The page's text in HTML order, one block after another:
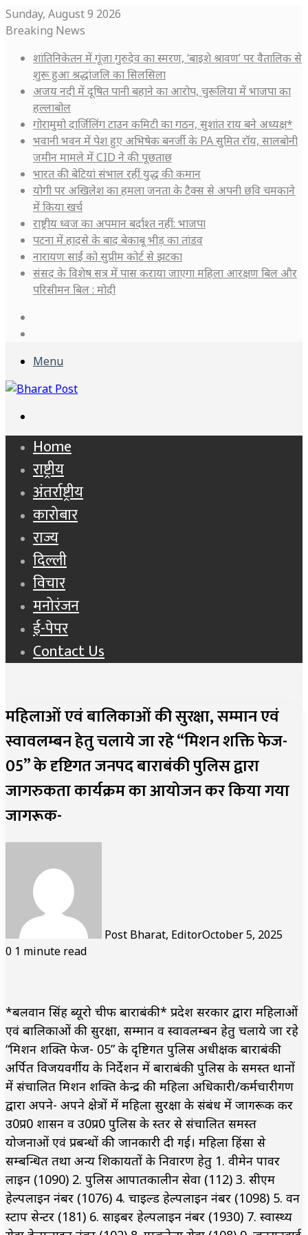
Sunday, August 9 2026
Breaking News
शांतिनिकेतन में गूंजा गुरुदेव का स्मरण, ‘बाइशे श्रावण’ पर वैतालिक से
शुरू हुआ श्रद्धांजलि का सिलसिला
अजय नदी में दूषित पानी बहाने का आरोप, चुरूलिया में भाजपा का
हल्लाबोल
गोरामुमो दार्जिलिंग टाउन कमिटी का गठन, सुशांत राय बने अध्यक्ष*
भवानी भवन में पेश हुए अभिषेक बनर्जी के PA सुमित रॉय, सालबोनी
जमीन मामले में CID ने की पूछताछ
भारत की बेटियां संभाल रहीं युद्ध की कमान
योगी पर अखिलेश का हमला जनता के टैक्स से अपनी छवि चमकाने
में किया खर्च
राष्ट्रीय ध्वज का अपमान बर्दाश्त नहीं: भाजपा
पटना में हादसे के बाद बेकाबू भीड़ का तांडव
नारायण साईं को सुप्रीम कोर्ट से झटका
संसद के विशेष सत्र में पास कराया जाएगा महिला आरक्षण बिल और
परिसीमन बिल : मोदी
Menu
for
Home
राष्ट्रीय
अंतर्राष्ट्रीय
कारोबार
राज्य
दिल्ली
विचार
मनोरंजन
ई-पेपर
Contact Us
महिलाओं एवं बालिकाओं की सुरक्षा, सम्मान एवं
स्वावलम्बन हेतु चलाये जा रहे “मिशन शक्ति फेज-
05” के दृष्टिगत जनपद बाराबंकी पुलिस द्वारा
जागरुकता कार्यक्रम का आयोजन कर किया गया
जागरूक-
Post Bharat, EditorOctober 5, 2025
0 1 minute read
*बलवान सिंह ब्यूरो चीफ बाराबंकी* प्रदेश सरकार द्वारा महिलाओं
एवं बालिकाओं की सुरक्षा, सम्मान व स्वावलम्बन हेतु चलाये जा रहे
“मिशन शक्ति फेज- 05” के दृष्टिगत पुलिस अधीक्षक बाराबंकी
अर्पित विजयवर्गीय के निर्देशन में बाराबंकी पुलिस के समस्त थानों
में संचालित मिशन शक्ति केन्द्र की महिला अधिकारी/कर्मचारीगण
द्वारा अपने- अपने क्षेत्रों में महिला सुरक्षा के संबंध में जागरूक कर
उ0प्र0 शासन व उ0प्र0 पुलिस के स्तर से संचालित समस्त
योजनाओं एवं प्रबन्धों की जानकारी दी गई। महिला हिंसा से
सम्बन्धित तथा अन्य शिकायतों के निवारण हेतु 1. वीमेन पावर
लाइन (1090) 2. पुलिस आपातकालीन सेवा (112) 3. सीएम
हेल्पलाइन नंबर (1076) 4. चाइल्ड हेल्पलाइन नंबर (1098) 5. वन
स्टाप सेन्टर (181) 6. साइबर हेल्पलाइन नंबर (1930) 7. स्वास्थ्य